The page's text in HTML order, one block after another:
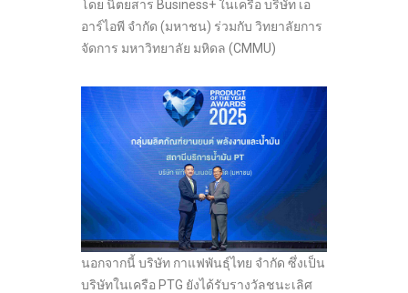
โดย นิตยสาร Business+ ในเครือ บริษัท เอ
อาร์ไอพี จำกัด (มหาชน) ร่วมกับ วิทยาลัยการ
จัดการ มหาวิทยาลัย มหิดล (CMMU)
นอกจากนี้ บริษัท กาแฟพันธุ์ไทย จำกัด ซึ่งเป็น
บริษัทในเครือ PTG ยังได้รับรางวัลชนะเลิศ